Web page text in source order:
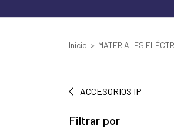
Inicio > MATERIALES
ACCESORIOS IP
Filtrar por